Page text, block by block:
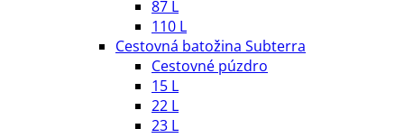
87 L
110 L
Cestovná batožina Subterra
Cestovné púzdro
15 L
22 L
23 L